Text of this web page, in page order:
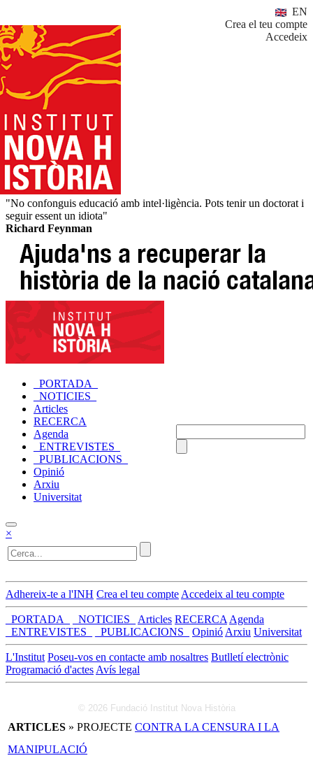
EN
Crea el teu compte
Accedeix
"No confonguis educació amb intel·ligència. Pots tenir un doctorat i
seguir essent un idiota"
Richard Feynman
_PORTADA_
_NOTICIES_
Articles
RECERCA
Agenda
_ENTREVISTES_
_PUBLICACIONS_
Opinió
Arxiu
Universitat
×
Adhereix-te a l'INH Crea el teu compte Accedeix al teu compte
_PORTADA_ _NOTICIES_ Articles RECERCA Agenda
_ENTREVISTES_
_PUBLICACIONS_ Opinió Arxiu Universitat
L'Institut Poseu-vos en contacte amb nosaltres Butlletí electrònic
Programació d'actes Avís legal
© 2026 Fundació Institut Nova Història
ARTICLES » PROJECTE CONTRA LA CENSURA I LA
MANIPULACIÓ